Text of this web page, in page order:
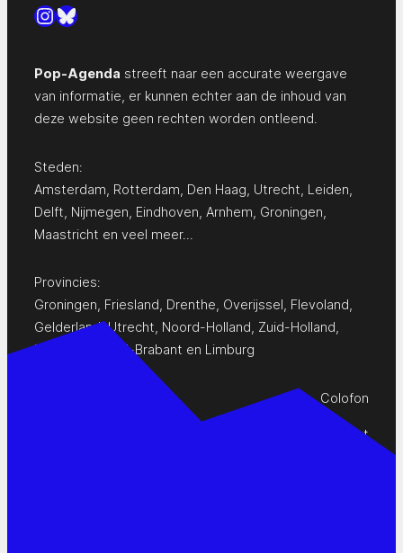
Instagram
Bluesky
Pop-Agenda streeft naar een accurate weergave
van informatie, er kunnen echter aan de inhoud van
deze website geen rechten worden ontleend.
Steden:
Amsterdam Rotterdam Den Haag Utrecht Leiden
Delft Nijmegen Eindhoven Arnhem Groningen
Maastricht en veel meer…
Provincies:
Groningen, Friesland, Drenthe, Overijssel, Flevoland,
Gelderland,Utrecht, Noord-Holland, Zuid-Holland,
Zeeland
Noord-Brabant en Limburg
Colofon
Privacy Statement